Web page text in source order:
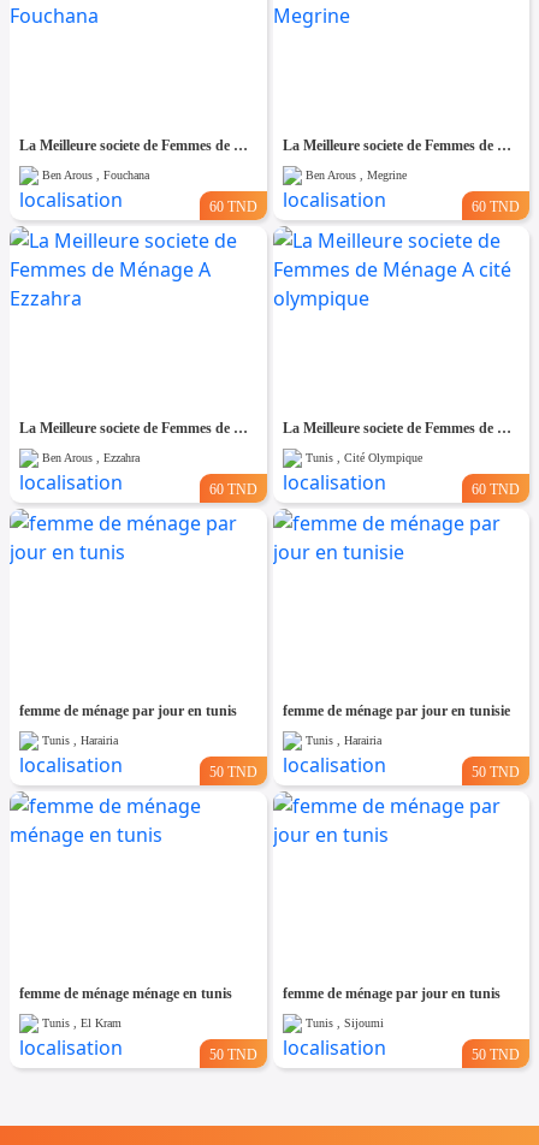
La Meilleure societe de Femmes de Ménage A Fouchana
Ben Arous , Fouchana
60 TND
La Meilleure societe de Femmes de Ménage A Megrine
Ben Arous , Megrine
60 TND
La Meilleure societe de Femmes de Ménage A Ezzahra
Ben Arous , Ezzahra
60 TND
La Meilleure societe de Femmes de Ménage A cité olympique
Tunis , Cité Olympique
60 TND
femme de ménage par jour en tunis
Tunis , Harairia
50 TND
femme de ménage par jour en tunisie
Tunis , Harairia
50 TND
femme de ménage ménage en tunis
Tunis , El Kram
50 TND
femme de ménage par jour en tunis
Tunis , Sijoumi
50 TND